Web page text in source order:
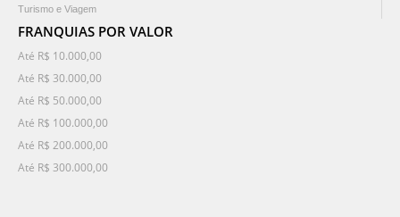
Turismo e Viagem
FRANQUIAS POR VALOR
Até R$ 10.000,00
Até R$ 30.000,00
Até R$ 50.000,00
Até R$ 100.000,00
Até R$ 200.000,00
Até R$ 300.000,00